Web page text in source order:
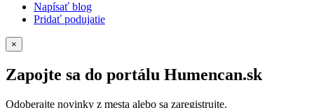
Napísať blog
Pridať podujatie
×
Zapojte sa do portálu Humencan.sk
Odoberajte novinky z mesta alebo sa zaregistrujte.